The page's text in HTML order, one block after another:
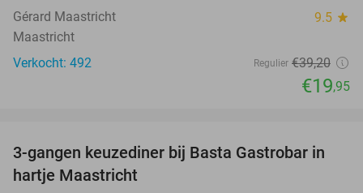
Gérard Maastricht 9.5 star
Maastricht
Verkocht: 492
Regulier €39,20
€19,95
38%
3-gangen keuzediner bij Basta Gastrobar in
hartje Maastricht